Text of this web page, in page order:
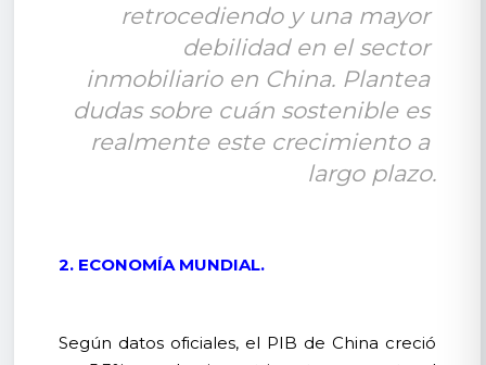
retrocediendo y una mayor
debilidad en el sector
inmobiliario en China. Plantea
dudas sobre cuán sostenible es
realmente este crecimiento a
largo plazo.
2. ECONOMÍA MUNDIAL.
Según datos oficiales, el PIB de China creció